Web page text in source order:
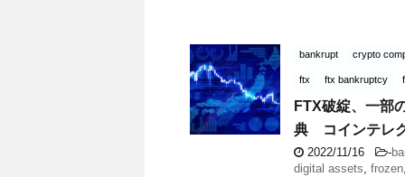
bankrupt crypto
ftx ftx bankruptcy
FTX破綻、一部
典 コインテレ
2022/11/16 -
digital assets, frozen,